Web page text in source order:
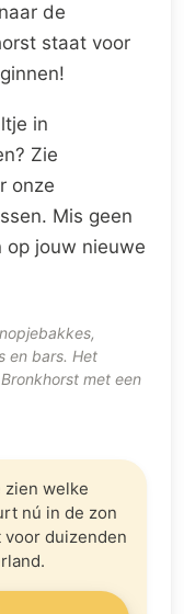
de
staat voor
in
Zie
onze
Mis geen
op jouw nieuwe
en bars. Het
met een
zien welke
nú in de zon
voor duizenden